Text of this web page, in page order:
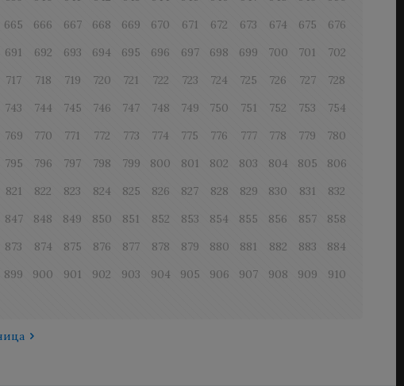
665 666 667 668 669 670 671 672 673 674 675
676
691 692 693 694 695 696 697 698 699 700 701
702
717 718 719 720 721 722 723 724 725 726 727
728
743 744 745 746 747 748 749 750 751 752 753
754
769 770 771 772 773 774 775 776 777 778 779
780
795 796 797 798 799 800 801 802 803 804 805
806
821 822 823 824 825 826 827 828 829 830 831
832
847 848 849 850 851 852 853 854 855 856 857
858
873 874 875 876 877 878 879 880 881 882 883
884
899 900 901 902 903 904 905 906 907 908 909
910